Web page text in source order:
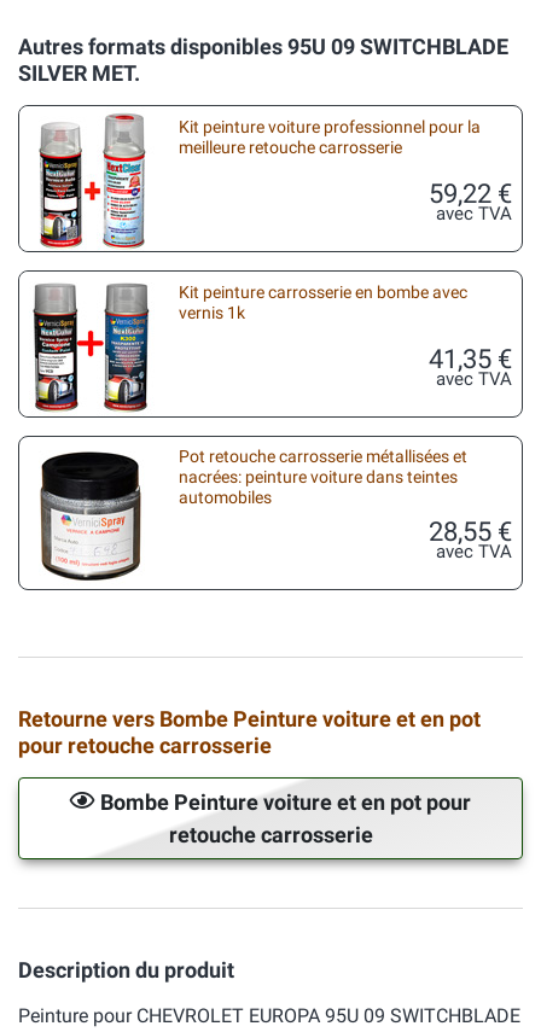
Autres formats disponibles 95U 09 SWITCHBLADE
SILVER MET.
Kit peinture voiture professionnel pour la
meilleure retouche carrosserie
59,22 €
avec TVA
Kit peinture carrosserie en bombe avec
vernis 1k
41,35 €
avec TVA
Pot retouche carrosserie métallisées et
nacrées: peinture voiture dans teintes
automobiles
28,55 €
avec TVA
Retourne vers Bombe Peinture voiture et en pot
pour retouche carrosserie
Bombe Peinture voiture et en pot pour
retouche carrosserie
Description du produit
Peinture pour CHEVROLET EUROPA 95U 09 SWITCHBLADE